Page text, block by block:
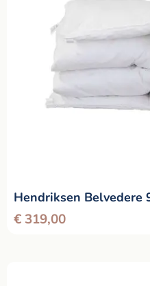
Hendriksen Belvedere
€ 319,00